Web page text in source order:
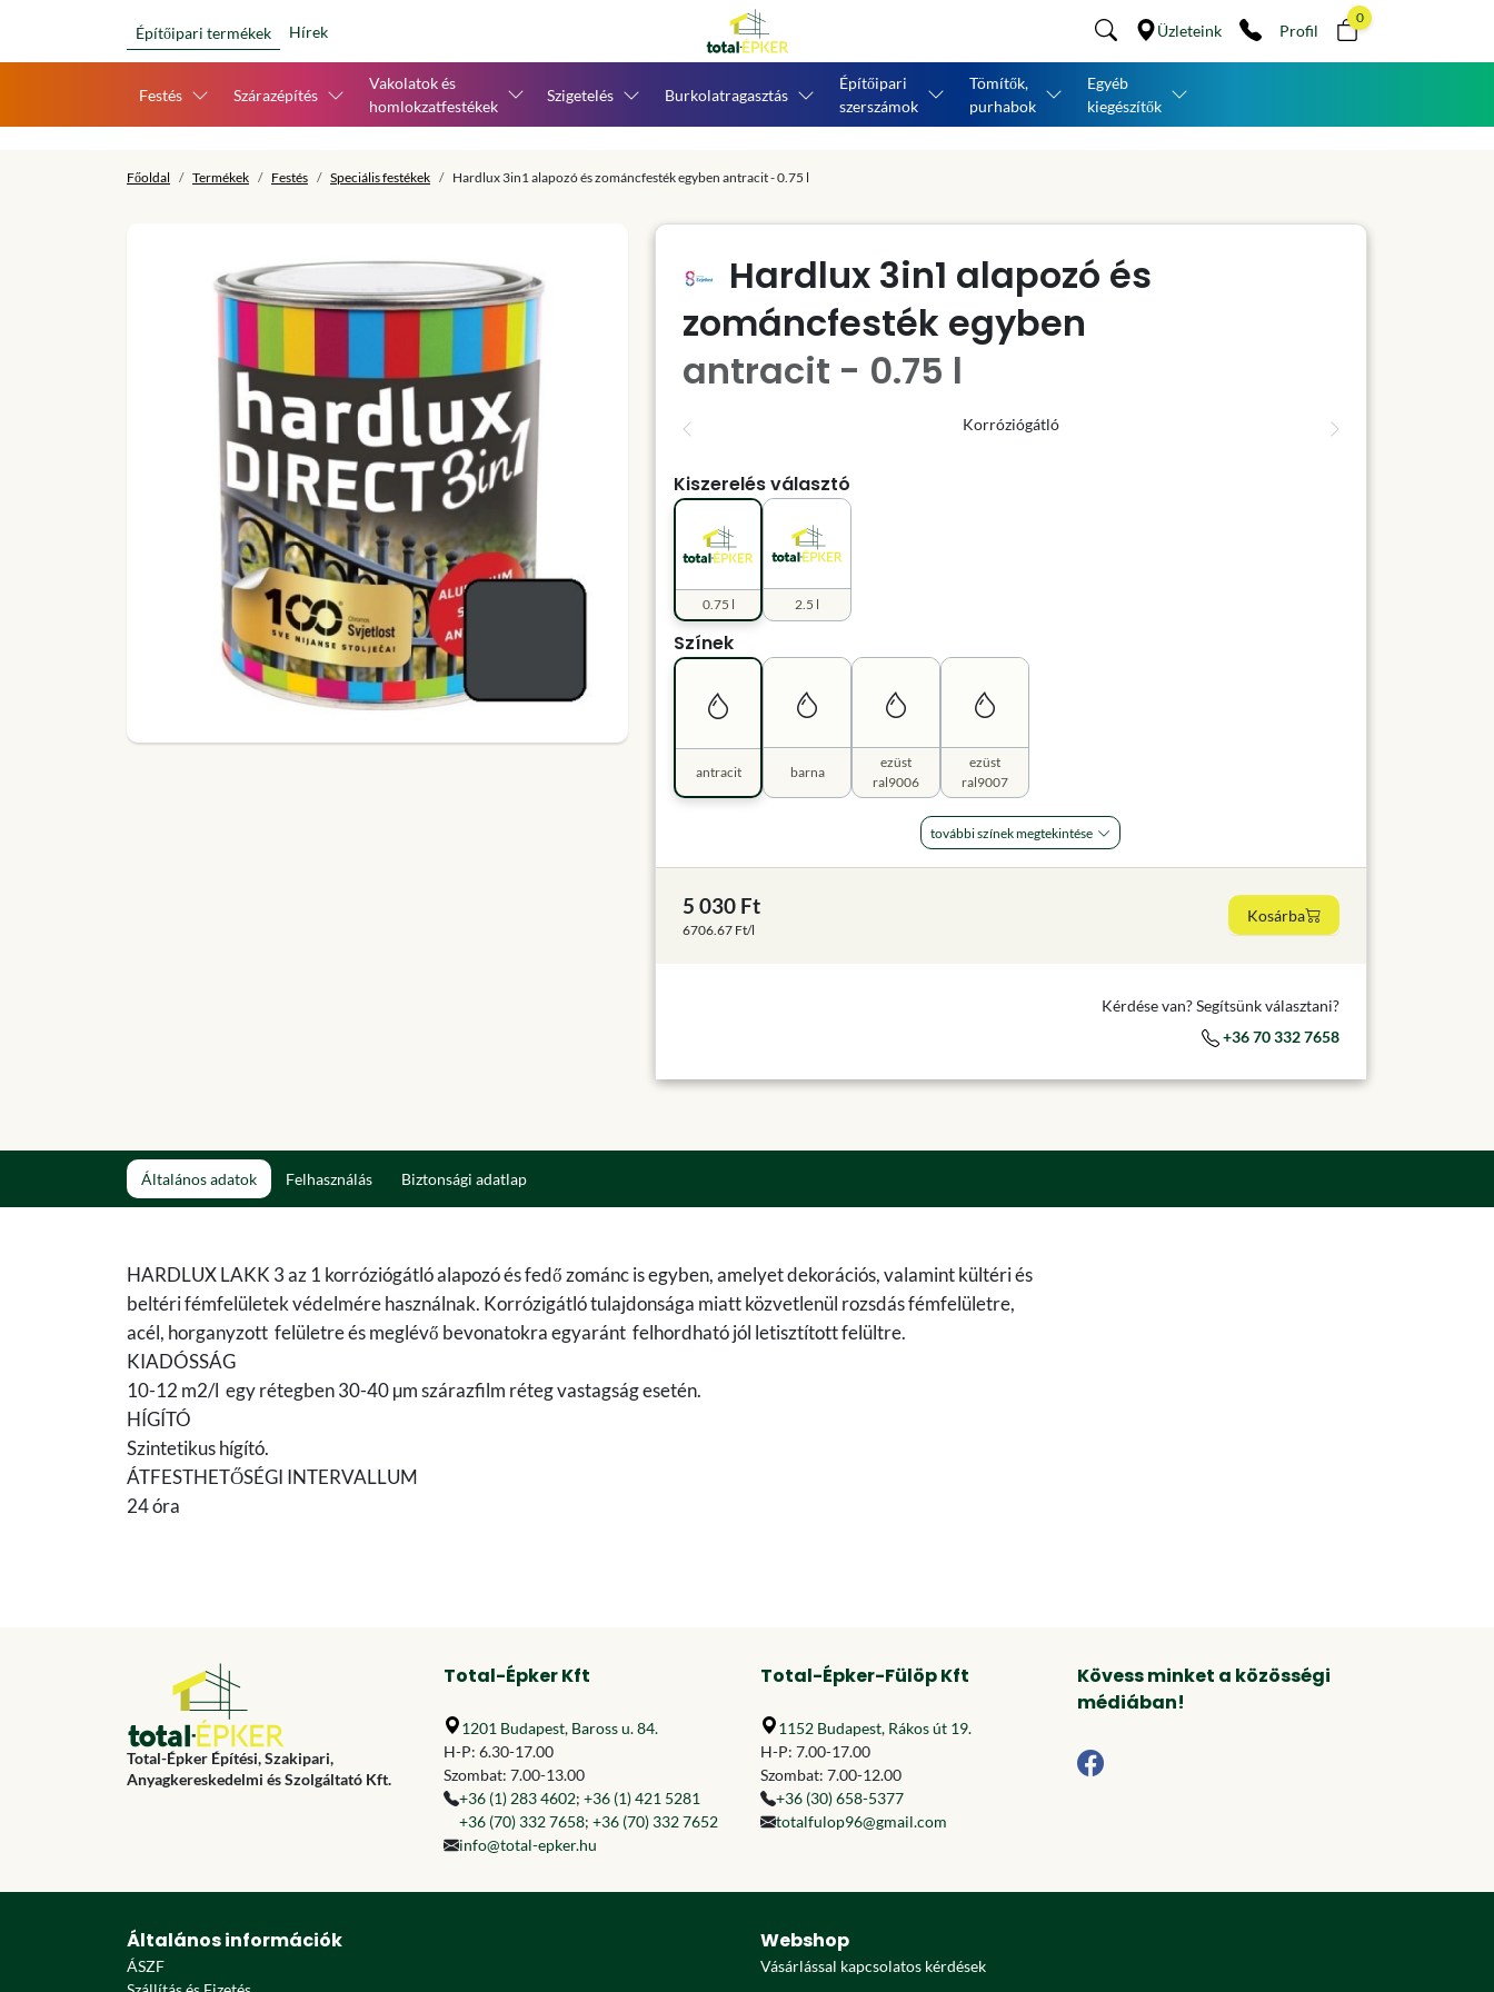
Építőipari termékek Hírek Üzleteink Profil
0
Festés Szárazépítés
Vakolatok és
homlokzatfestékek
Szigetelés Burkolatragasztás
Építőipari
szerszámok
Tömítők,
purhabok
Egyéb
kiegészítők
Főoldal Termékek Festés Speciális festékek Hardlux 3in1 alapozó és zománcfesték egyben antracit - 0.75 l
Hardlux 3in1 alapozó és
zománcfesték egyben
antracit - 0.75 l
Korróziógátló
Kiszerelés választó
0.75 l 2.5 l
Színek
antracit barna
ezüst
ral9006
ezüst
ral9007
további színek megtekintése
5 030 Ft
6706.67 Ft/l
Kosárba
Kérdése van? Segítsünk választani?
+36 70 332 7658
Általános adatok Felhasználás Biztonsági adatlap
HARDLUX LAKK 3 az 1 korróziógátló alapozó és fedő zománc is egyben, amelyet dekorációs, valamint kültéri és
beltéri fémfelületek védelmére használnak. Korrózigátló tulajdonsága miatt közvetlenül rozsdás fémfelületre,
acél, horganyzott felületre és meglévő bevonatokra egyaránt felhordható jól letisztított felültre.
KIADÓSSÁG
10-12 m2/l egy rétegben 30-40 µm szárazfilm réteg vastagság esetén.
HÍGÍTÓ
Szintetikus hígító.
ÁTFESTHETŐSÉGI INTERVALLUM
24 óra
Total-Épker Építési, Szakipari,
Anyagkereskedelmi és Szolgáltató Kft.
Total-Épker Kft
1201 Budapest, Baross u. 84.
H-P: 6.30-17.00
Szombat: 7.00-13.00
+36 (1) 283 4602; +36 (1) 421 5281
+36 (70) 332 7658; +36 (70) 332 7652
info@total-epker.hu
Total-Épker-Fülöp Kft
1152 Budapest, Rákos út 19.
H-P: 7.00-17.00
Szombat: 7.00-12.00
+36 (30) 658-5377
totalfulop96@gmail.com
Kövess minket a közösségi
médiában!
Általános információk
ÁSZF
Webshop
Vásárlással kapcsolatos kérdések